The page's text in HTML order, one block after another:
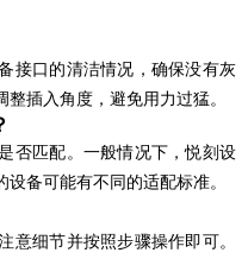
接口的清洁情况，确保没有灰
插入角度，避免用力过猛。
否匹配。一般情况下，悦刻设
备可能有不同的适配标准。
意细节并按照步骤操作即可。